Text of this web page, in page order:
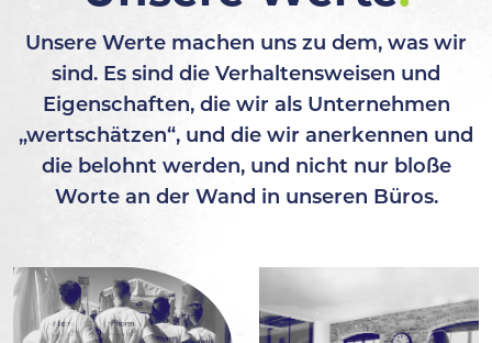
Unsere Werte machen uns zu dem, was wir
sind. Es sind die Verhaltensweisen und
Eigenschaften, die wir als Unternehmen
„wertschätzen“, und die wir anerkennen und
die belohnt werden, und nicht nur bloße
Worte an der Wand in unseren Büros.